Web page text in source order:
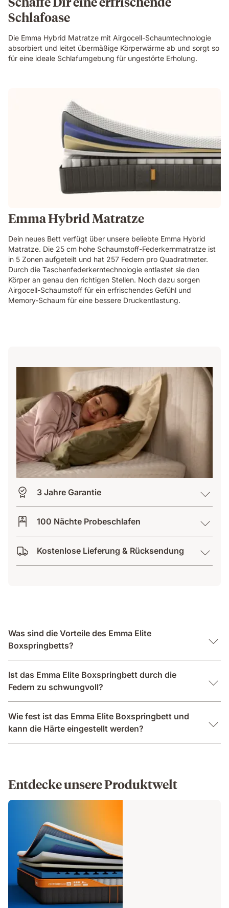
Schlafoase
Die Emma Hybrid Matratze mit Airgocell-Schaumtechnologie
absorbiert und leitet übermäßige Körperwärme ab und sorgt so
für eine ideale Schlafumgebung für ungestörte Erholung.
Emma Hybrid Matratze
Dein neues Bett verfügt über unsere beliebte Emma Hybrid
Matratze. Die 25 cm hohe Schaumstoff-Federkernmatratze ist
in 5 Zonen aufgeteilt und hat 257 Federn pro Quadratmeter.
Durch die Taschenfederkerntechnologie entlastet sie den
Körper an genau den richtigen Stellen. Noch dazu sorgen
Airgocell-Schaumstoff für ein erfrischendes Gefühl und
Memory-Schaum für eine bessere Druckentlastung.
3 Jahre Garantie
100 Nächte Probeschlafen
Kostenlose Lieferung & Rücksendung
Was sind die Vorteile des Emma Elite
Boxspringbetts?
Ist das Emma Elite Boxspringbett durch die
Federn zu schwungvoll?
Wie fest ist das Emma Elite Boxspringbett und
kann die Härte eingestellt werden?
Entdecke unsere Produktwelt